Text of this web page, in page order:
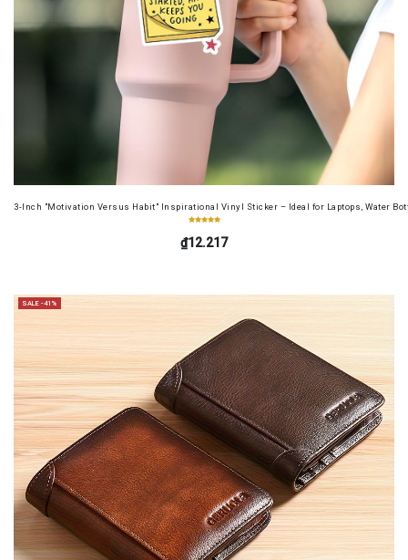
3-Inch "Motivation Versus Habit" Inspirational Vinyl Sticker – Ideal for Laptops, Water
₫12.217
SALE -41%